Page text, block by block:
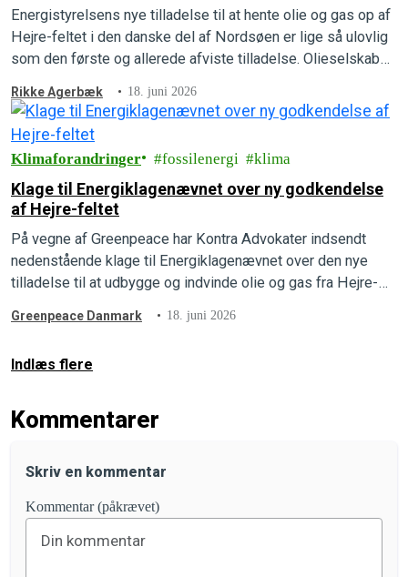
Energistyrelsens nye tilladelse til at hente olie og gas op af
Hejre-feltet i den danske del af Nordsøen er lige så ulovlig
som den første og allerede afviste tilladelse. Olieselskabet,
betyde for mennesker, natur og klima, som der står i loven.
Greenpeace har derfor indsendt en ny…
Rikke Agerbæk 18. juni 2026
Klimaforandringer fossilenergi klima
Klage til Energiklagenævnet over ny godkendelse
af Hejre-feltet
På vegne af Greenpeace har Kontra Advokater indsendt
nedenstående klage til Energiklagenævnet over den nye
tilladelse til at udbygge og indvinde olie og gas fra Hejre-
Greenpeace Danmark 18. juni 2026
Indlæs flere
Kommentarer
Skriv en kommentar
Kommentar (påkrævet)